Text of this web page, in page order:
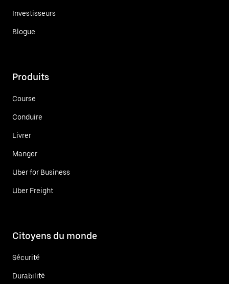
Investisseurs
Blogue
Produits
Course
Conduire
Livrer
Manger
Uber for Business
Uber Freight
Citoyens du monde
Sécurité
Durabilité